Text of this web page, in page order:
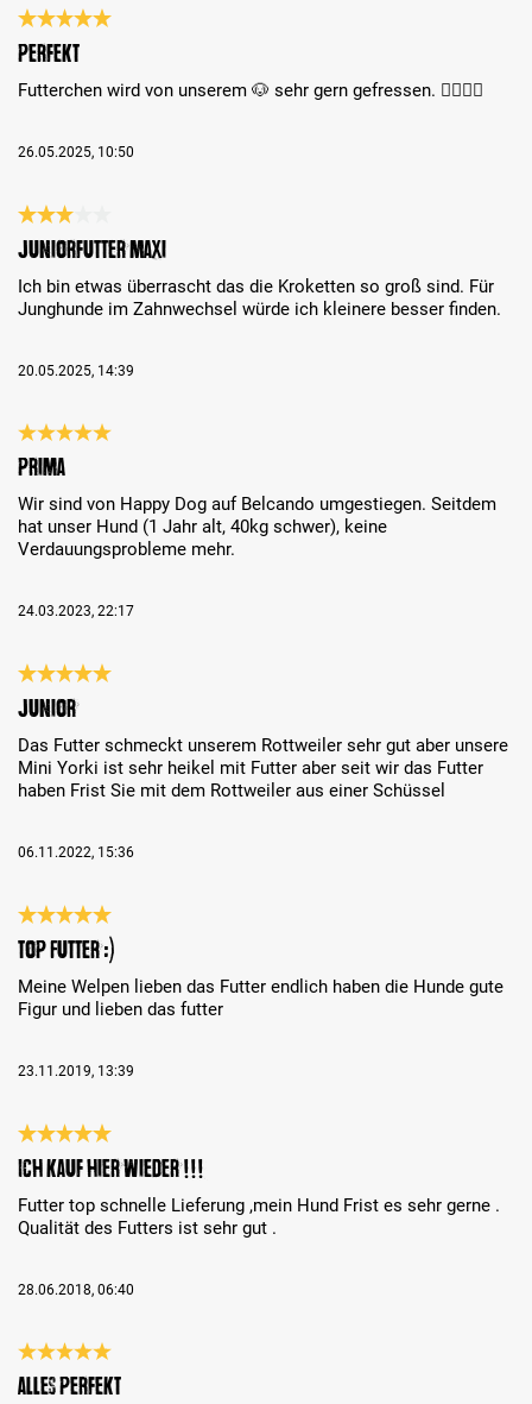
Review with rating of 5 out of 5 stars
Perfekt
Futterchen wird von unserem 🐶 sehr gern gefressen. 👍🏻👍🏻
26.05.2025, 10:50
Review with rating of 3 out of 5 stars
Juniorfutter Maxi
Ich bin etwas überrascht das die Kroketten so groß sind. Für
Junghunde im Zahnwechsel würde ich kleinere besser finden.
20.05.2025, 14:39
Review with rating of 5 out of 5 stars
Prima
Wir sind von Happy Dog auf Belcando umgestiegen. Seitdem
hat unser Hund (1 Jahr alt, 40kg schwer), keine
Verdauungsprobleme mehr.
24.03.2023, 22:17
Review with rating of 5 out of 5 stars
Junior
Das Futter schmeckt unserem Rottweiler sehr gut aber unsere
Mini Yorki ist sehr heikel mit Futter aber seit wir das Futter
haben Frist Sie mit dem Rottweiler aus einer Schüssel
06.11.2022, 15:36
Review with rating of 5 out of 5 stars
Top Futter :)
Meine Welpen lieben das Futter endlich haben die Hunde gute
Figur und lieben das futter
23.11.2019, 13:39
Review with rating of 5 out of 5 stars
Ich kauf hier wieder !!!
Futter top schnelle Lieferung ,mein Hund Frist es sehr gerne .
Qualität des Futters ist sehr gut .
28.06.2018, 06:40
Review with rating of 5 out of 5 stars
alles perfekt